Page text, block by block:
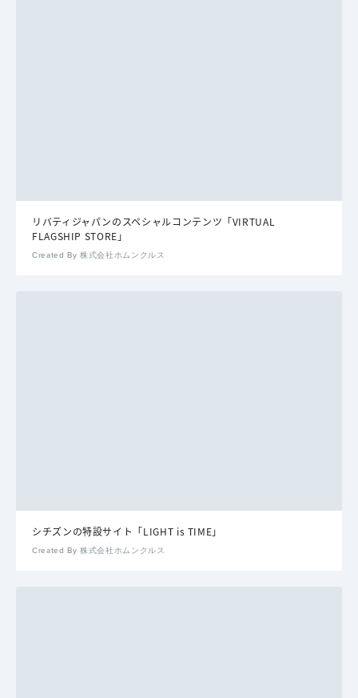
リバティジャパンのスペシャルコンテンツ「VIRTUAL
FLAGSHIP STORE」
Created By 株式会社ホムンクルス
シチズンの特設サイト「LIGHT is TIME」
Created By 株式会社ホムンクルス